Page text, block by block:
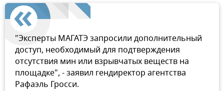
"Эксперты МАГАТЭ запросили дополнительный
доступ, необходимый для подтверждения
отсутствия мин или взрывчатых веществ на
площадке", - заявил гендиректор агентства
Рафаэль Гросси.